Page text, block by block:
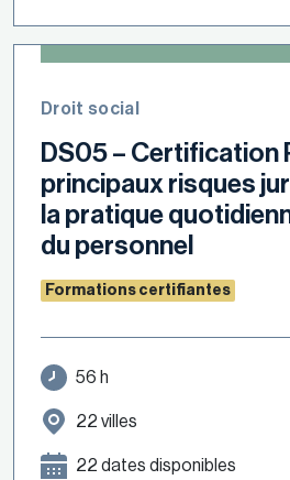
Droit social
DS05 – Certification
principaux risques
la pratique
du personnel
Formations certifiantes
56 h
22 villes
22 dates disponibles